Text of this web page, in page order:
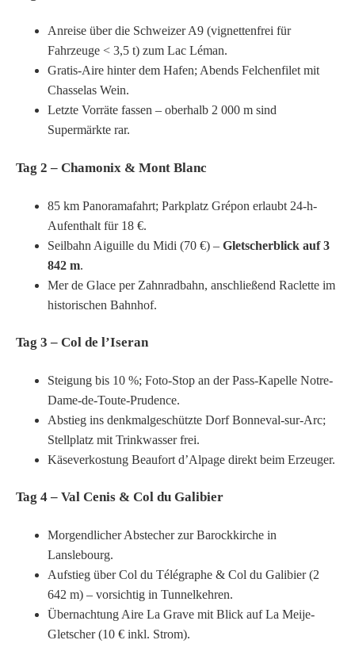
Anreise über die Schweizer A9 (vignettenfrei für
Fahrzeuge < 3,5 t) zum Lac Léman.
Gratis-Aire hinter dem Hafen; Abends Felchenfilet mit
Chasselas Wein.
Letzte Vorräte fassen – oberhalb 2 000 m sind
Supermärkte rar.
Tag 2 – Chamonix & Mont Blanc
85 km Panoramafahrt; Parkplatz Grépon erlaubt 24-h-
Aufenthalt für 18 €.
Seilbahn Aiguille du Midi (70 €) – Gletscherblick auf 3
842 m.
Mer de Glace per Zahnradbahn, anschließend Raclette im
historischen Bahnhof.
Tag 3 – Col de l’Iseran
Steigung bis 10 %; Foto-Stop an der Pass-Kapelle Notre-
Dame-de-Toute-Prudence.
Abstieg ins denkmal­geschützte Dorf Bonneval-sur-Arc;
Stellplatz mit Trinkwasser frei.
Käseverkostung Beaufort d’Alpage direkt beim Erzeuger.
Tag 4 – Val Cenis & Col du Galibier
Morgendlicher Abstecher zur Barockkirche in
Lanslebourg.
Aufstieg über Col du Télégraphe & Col du Galibier (2
642 m) – vorsichtig in Tunnel­kehren.
Übernachtung Aire La Grave mit Blick auf La Meije-
Gletscher (10 € inkl. Strom).